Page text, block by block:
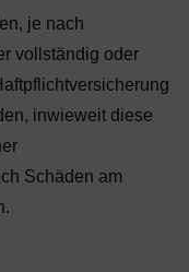
je nach
vollständig oder
inwieweit diese
Schäden am